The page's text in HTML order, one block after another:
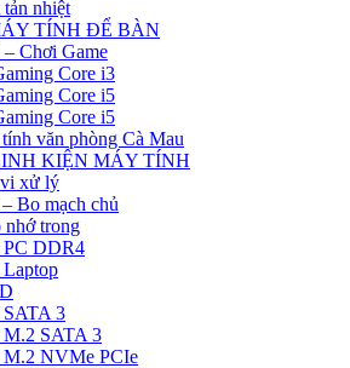
tản nhiệt
TÍNH ĐỂ BÀN
Chơi Game
Core i3
Core i5
Core i5
văn phòng Cà Mau
KIỆN MÁY TÍNH
xử lý
Bo mạch chủ
trong
PC DDR4
Laptop
SATA 3
M.2 SATA 3
M.2 NVMe PCIe